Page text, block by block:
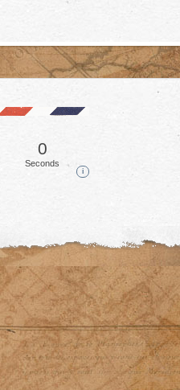
0
Seconds
i